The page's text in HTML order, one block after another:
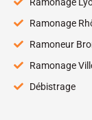
Ramonage
Ramoneur
Ramonage
Débistrage